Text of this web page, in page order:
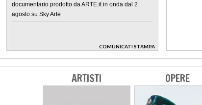
documentario prodotto da ARTE.it in onda dal 2
agosto su Sky Arte
COMUNICATI STAMPA
>
ARTISTI OPERE